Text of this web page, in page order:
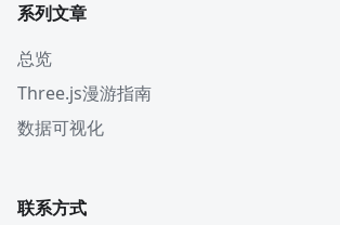
系列文章
总览
Three.js漫游指南
数据可视化
联系方式